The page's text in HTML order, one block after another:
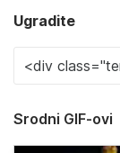
Ugradite
Srodni GIF-ovi